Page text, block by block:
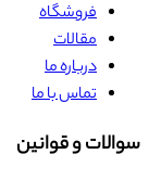
فروشگاه
مقالات
درباره ما
تماس با ما
سوالات و قوانین